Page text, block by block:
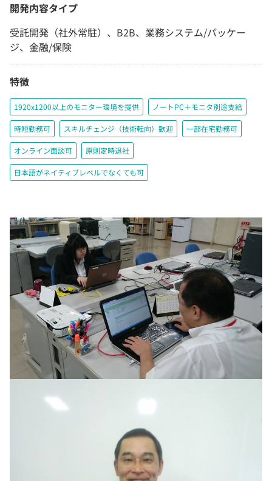
開発内容タイプ
受託開発（社外常駐）、B2B、業務システム/パッケー
ジ、金融/保険
特徴
1920x1200以上のモニター環境を提供 ノートPC＋モニタ別途支給
時短勤務可 スキルチェンジ（技術転向）歓迎 一部在宅勤務可
オンライン面談可 原則定時退社
日本語がネイティブレベルでなくても可